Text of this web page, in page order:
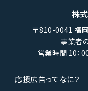
株
〒810-0041 福
事業者
営業時間 10：
応援広告ってなに？